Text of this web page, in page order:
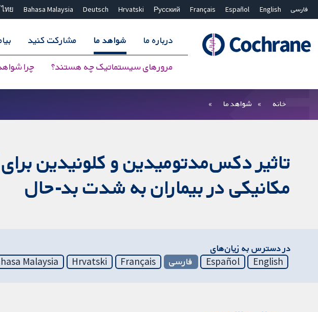
فارسی English
Español
Français
Русский
Hrvatski
Deutsch
Bahasa Malaysia
ไทย
درباره ما شواهد ما
مرورهای سیستماتیک چه هستند؟ چرا
مشارکت کنید
بستن جستجو ✖
خانه شواهد ما
تاثیر دکس‌مدتومیدین و کلونیدین
مکانیکی در بیماران به شدت بد-حال
در دسترس به زیان‌های
English
Español فارسی Français
Hrvatski
Malaysia